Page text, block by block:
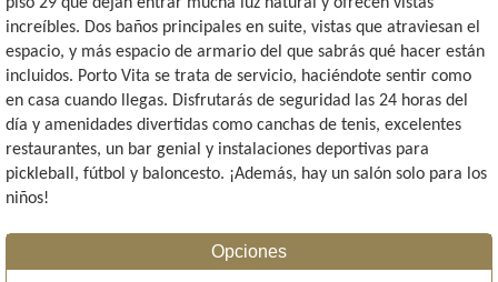
increíbles. Dos baños principales en suite, vistas que atraviesan el
espacio, y más espacio de armario del que sabrás qué hacer están
incluidos. Porto Vita se trata de servicio, haciéndote sentir como
en casa cuando llegas. Disfrutarás de seguridad las 24 horas del
día y amenidades divertidas como canchas de tenis, excelentes
restaurantes, un bar genial y instalaciones deportivas para
pickleball, fútbol y baloncesto. ¡Además, hay un salón solo para los
niños!
Opciones